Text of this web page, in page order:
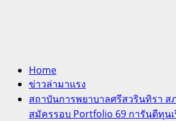
Home
ข่าวล่ามาแรง
สถาบันการพยาบาลศรีสวรินทิรา ส
สมัครรอบ Portfolio 69 การันตีทุน